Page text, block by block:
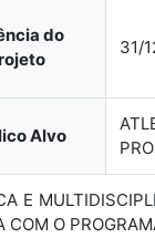
do
31/
Alvo
E
O